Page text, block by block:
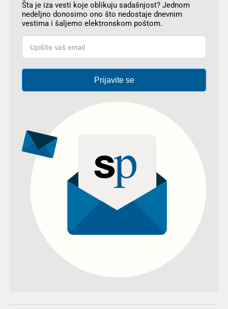
Šta je iza vesti koje oblikuju sadašnjost? Jednom
nedeljno donosimo ono što nedostaje dnevnim
vestima i šaljemo elektronskom poštom.
Prijavite se